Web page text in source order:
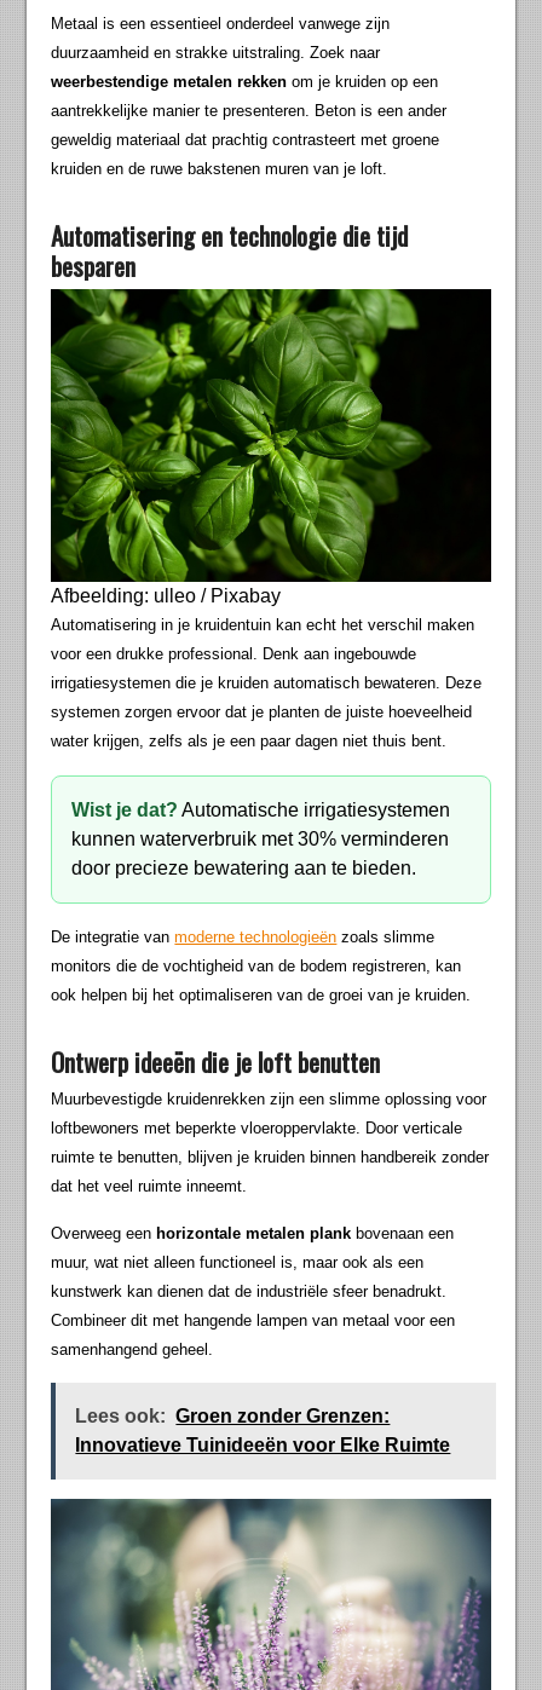
Metaal is een essentieel onderdeel vanwege zijn
duurzaamheid en strakke uitstraling. Zoek naar
weerbestendige metalen rekken om je kruiden op een
aantrekkelijke manier te presenteren. Beton is een ander
geweldig materiaal dat prachtig contrasteert met groene
kruiden en de ruwe bakstenen muren van je loft.
Automatisering en technologie die tijd
besparen
Afbeelding: ulleo / Pixabay
Automatisering in je kruidentuin kan echt het verschil maken
voor een drukke professional. Denk aan ingebouwde
irrigatiesystemen die je kruiden automatisch bewateren. Deze
systemen zorgen ervoor dat je planten de juiste hoeveelheid
water krijgen, zelfs als je een paar dagen niet thuis bent.
Wist je dat? Automatische irrigatiesystemen
kunnen waterverbruik met 30% verminderen
door precieze bewatering aan te bieden.
De integratie vanmoderne technologieën zoals slimme
monitors die de vochtigheid van de bodem registreren, kan
ook helpen bij het optimaliseren van de groei van je kruiden.
Ontwerp ideeën die je loft benutten
Muurbevestigde kruidenrekken zijn een slimme oplossing voor
loftbewoners met beperkte vloeroppervlakte. Door verticale
ruimte te benutten, blijven je kruiden binnen handbereik zonder
dat het veel ruimte inneemt.
Overweeg een horizontale metalen plank bovenaan een
muur, wat niet alleen functioneel is, maar ook als een
kunstwerk kan dienen dat de industriële sfeer benadrukt.
Combineer dit met hangende lampen van metaal voor een
samenhangend geheel.
Lees ook: Groen zonder Grenzen:
Innovatieve Tuinideeën voor Elke Ruimte